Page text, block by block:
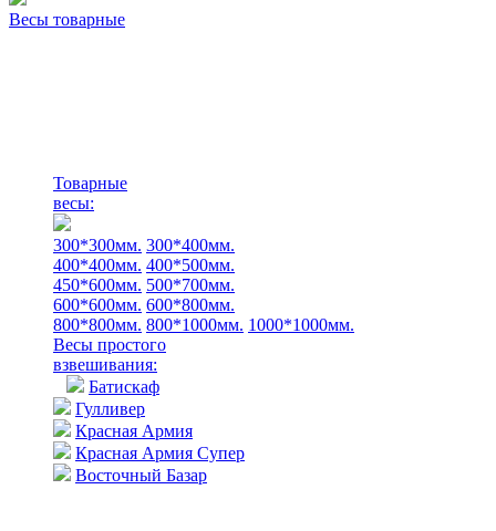
Весы товарные
Товарные
весы:
300*300мм. 300*400мм.
400*400мм. 400*500мм.
450*600мм. 500*700мм.
600*600мм. 600*800мм.
800*800мм. 800*1000мм. 1000*1000мм.
Весы простого
взвешивания:
Батискаф
Гулливер
Красная Армия
Красная Армия Супер
Восточный Базар